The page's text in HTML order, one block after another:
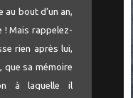
au bout d’un an,
! Mais rappelez-
rien après lui,
que sa mémoire
à laquelle il